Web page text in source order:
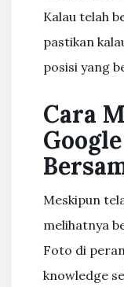
Kalau telah
pastikan
posisi yang
Cara
Meskipun
melihatnya
Foto di
knowledge